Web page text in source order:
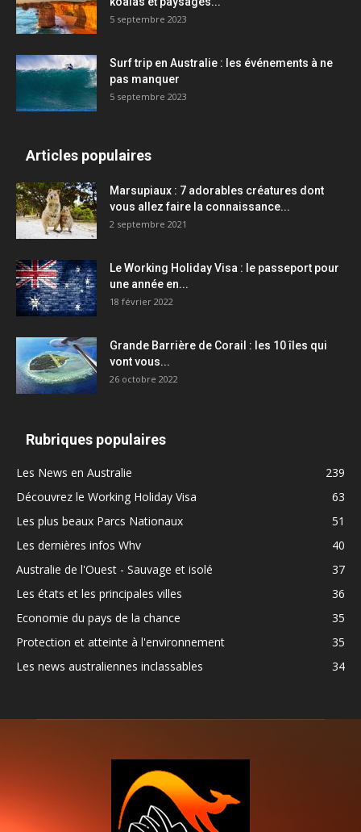
5 septembre 2023
Surf trip en Australie : les événements à ne
pas manquer
5 septembre 2023
Articles populaires
Marsupiaux : 7 adorables créatures dont
vous allez faire la connaissance...
2 septembre 2021
Le Working Holiday Visa : le passeport pour
une année en...
18 février 2022
Grande Barrière de Corail : les 10 îles qui
vont vous...
26 octobre 2022
Rubriques populaires
Les News en Australie
239
Découvrez le Working Holiday Visa
63
Les plus beaux Parcs Nationaux
51
Les dernières infos Whv
40
Australie de l'Ouest - Sauvage et isolé
37
Les états et les principales villes
36
Economie du pays de la chance
35
Protection et atteinte à l'environnement
35
Les news australiennes inclassables
34